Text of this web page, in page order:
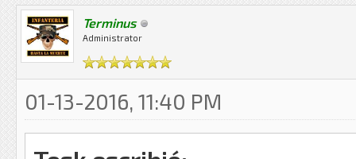
Terminus
Administrator
01-13-2016, 11:40 PM